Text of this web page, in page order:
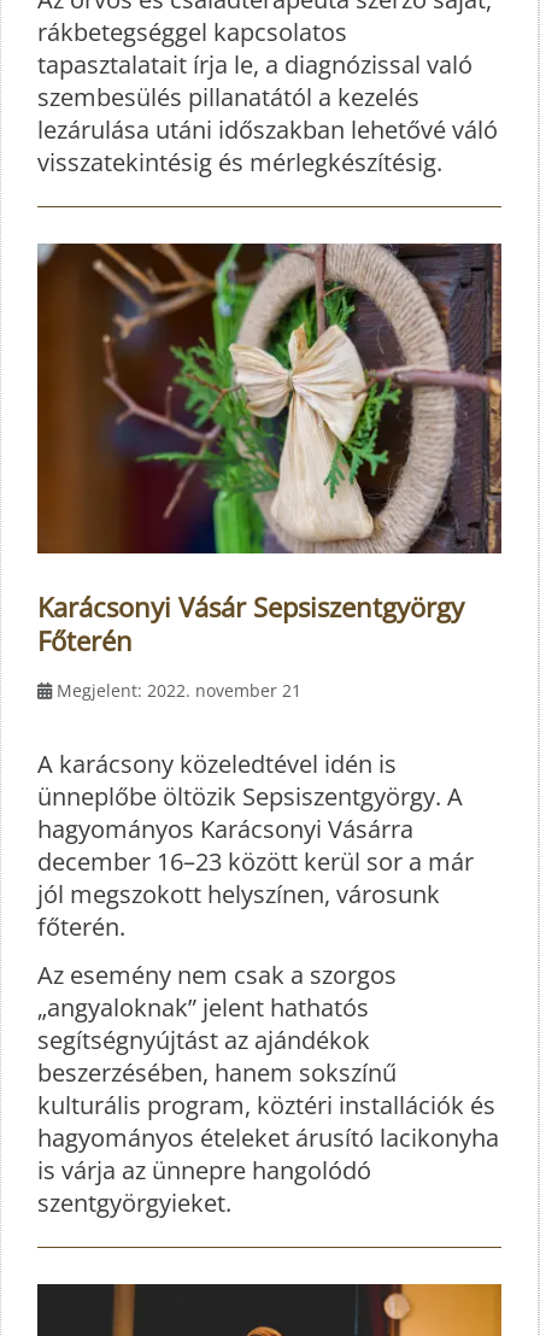
rákbetegséggel kapcsolatos
tapasztalatait írja le, a diagnózissal való
szembesülés pillanatától a kezelés
lezárulása utáni időszakban lehetővé váló
visszatekintésig és mérlegkészítésig.
Karácsonyi Vásár Sepsiszentgyörgy
Főterén
Megjelent: 2022. november 21
A karácsony közeledtével idén is
ünneplőbe öltözik Sepsiszentgyörgy. A
hagyományos Karácsonyi Vásárra
december 16–23 között kerül sor a már
jól megszokott helyszínen, városunk
főterén.
Az esemény nem csak a szorgos
„angyaloknak” jelent hathatós
segítségnyújtást az ajándékok
beszerzésében, hanem sokszínű
kulturális program, köztéri installációk és
hagyományos ételeket árusító lacikonyha
is várja az ünnepre hangolódó
szentgyörgyieket.